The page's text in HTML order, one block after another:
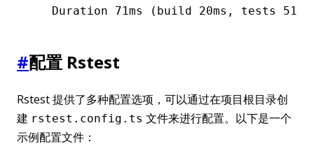
Duration 71ms (build 20ms, tests
#配置 Rstest
Rstest 提供了多种配置选项，可以通过在项目根目录创
建 rstest.config.ts 文件来进行配置。以下是一个
示例配置文件：